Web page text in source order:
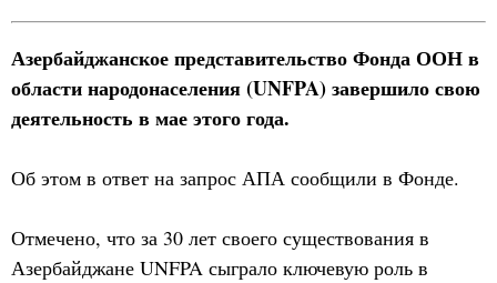
Азербайджанское представительство Фонда ООН в
области народонаселения (UNFPA) завершило свою
деятельность в мае этого года.
Об этом в ответ на запрос АПА сообщили в Фонде.
Отмечено, что за 30 лет своего существования в
Азербайджане UNFPA сыграло ключевую роль в